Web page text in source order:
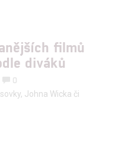
filmů
diváků
0
Johna Wicka či